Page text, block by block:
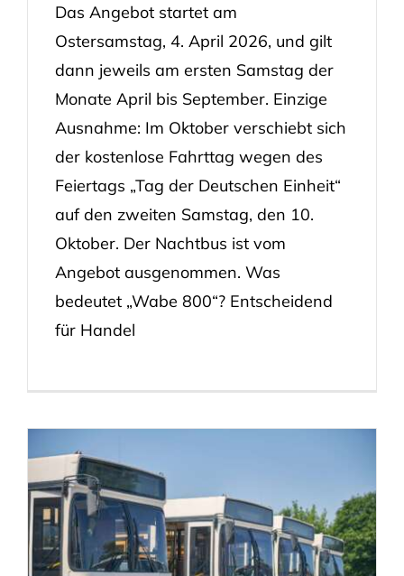
Das Angebot startet am
Ostersamstag, 4. April 2026, und gilt
dann jeweils am ersten Samstag der
Monate April bis September. Einzige
Ausnahme: Im Oktober verschiebt sich
der kostenlose Fahrttag wegen des
Feiertags „Tag der Deutschen Einheit“
auf den zweiten Samstag, den 10.
Oktober. Der Nachtbus ist vom
Angebot ausgenommen. Was
bedeutet „Wabe 800“? Entscheidend
für Handel